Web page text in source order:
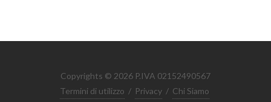
Copyrights © 2026 P.IVA 02152490567
Termini di utilizzo / Privacy / Chi Siamo